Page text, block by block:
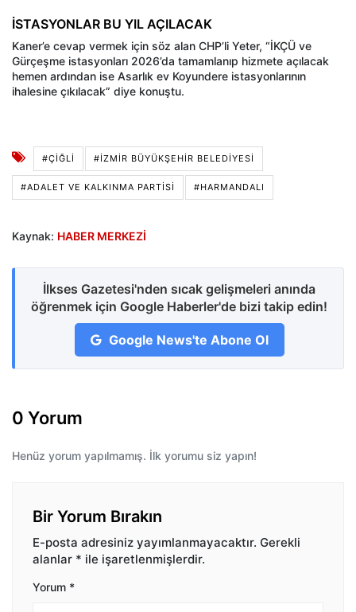
İSTASYONLAR BU YIL AÇILACAK
Kaner’e cevap vermek için söz alan CHP’li Yeter, “İKÇÜ ve
Gürçeşme istasyonları 2026’da tamamlanıp hizmete açılacak
hemen ardından ise Asarlık ev Koyundere istasyonlarının
ihalesine çıkılacak” diye konuştu.
#ÇIĞLI #İZMIR BÜYÜKŞEHIR BELEDIYESI
#ADALET VE KALKINMA PARTISI #HARMANDALI
Kaynak: HABER MERKEZİ
İlkses Gazetesi'nden sıcak gelişmeleri anında
öğrenmek için Google Haberler'de bizi takip edin!
Google News'te Abone Ol
0 Yorum
Henüz yorum yapılmamış. İlk yorumu siz yapın!
Bir Yorum Bırakın
E-posta adresiniz yayımlanmayacaktır. Gerekli
alanlar * ile işaretlenmişlerdir.
Yorum *